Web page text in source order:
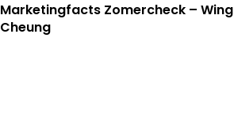
Marketingfacts Zomercheck – Wing
Cheung